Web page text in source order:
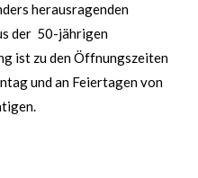
herausragenden
der 50-jährigen
ist zu den Öffnungszeiten
und an Feiertagen von